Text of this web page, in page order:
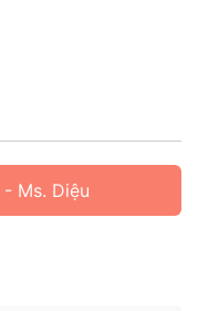
- Ms. Diệu